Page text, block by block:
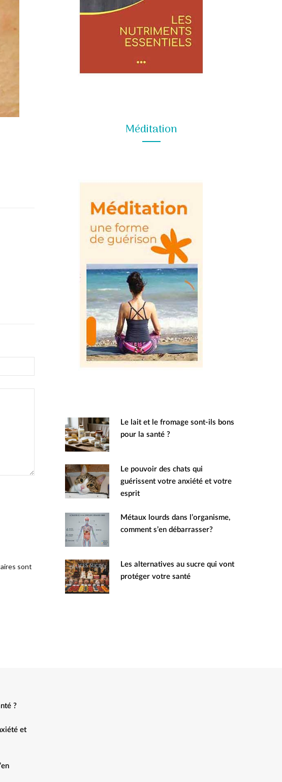
sont
Méditation
Le lait et le fromage sont-ils bons
pour la santé ?
Le pouvoir des chats qui
guérissent votre anxiété et votre
esprit
Métaux lourds dans l’organisme,
comment s’en débarrasser?
Les alternatives au sucre qui vont
protéger votre santé
?
et